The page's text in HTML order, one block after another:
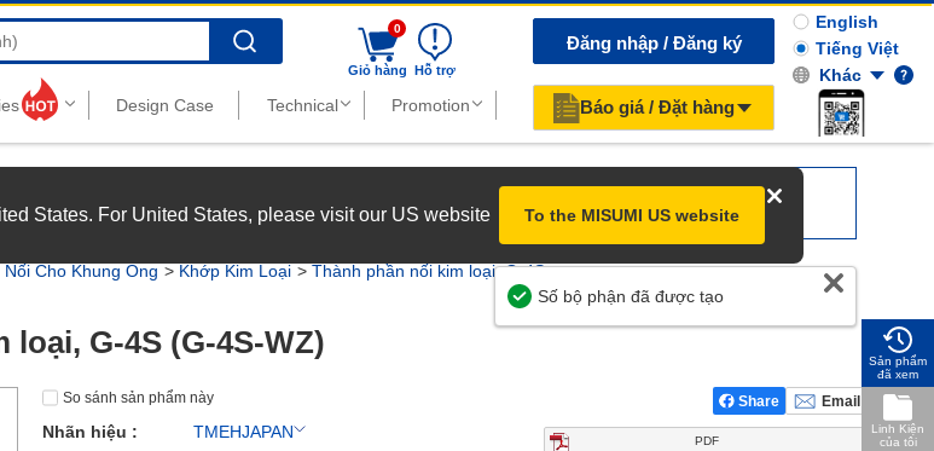
Search
0
Giỏ hàng Hỗ trợ
Đăng nhập / Đăng ký
Báo giá / Đặt hàng
English
Tiếng Việt
Khác
States. For United States, please visit our US website To the MISUMI US website
Vietnam.See more
Cho Khung Ống Khớp Kim Loại
Thành phần nối kim loại, G-4S
Giúp Chúng Tôi Cải Thiện
G-4S (G-4S-WZ)
So sánh sản phẩm này
Nhãn hiệu : TMEHJAPAN
Share Email
PDF
Sản phẩm
đã xem
Linh Kiện
của tôi